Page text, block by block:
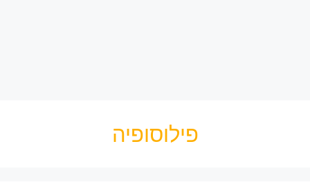
פילוסופיה